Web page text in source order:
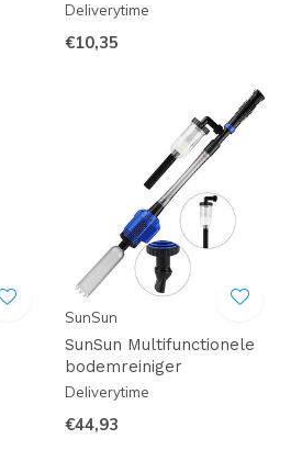
Deliverytime
€10,35
SunSun
SunSun Multifunctionele
bodemreiniger
Deliverytime
€44,93